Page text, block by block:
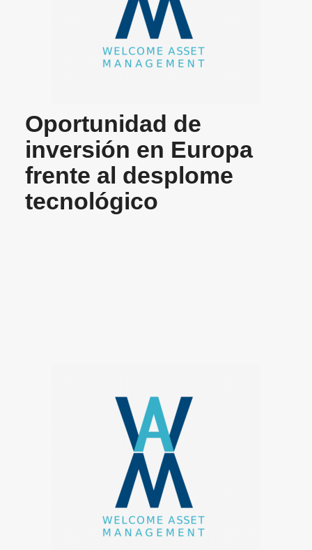
Oportunidad de
inversión en Europa
frente al desplome
tecnológico